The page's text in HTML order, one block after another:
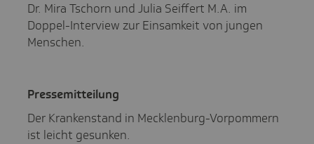
Dr. Mira Tschorn und Julia Seiffert M.A. im
Doppel-Interview zur Einsamkeit von jungen
Menschen.
Pres­se­mit­tei­lung
Der Krankenstand in Mecklenburg-Vorpommern
ist leicht gesunken.